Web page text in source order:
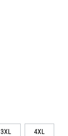
3XL 4XL